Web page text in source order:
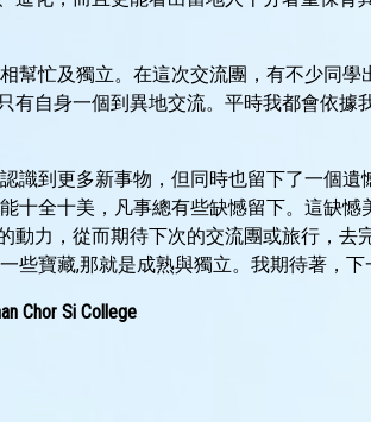
幫忙及獨立。在這次交流團，有不少同
有自身一個到異地交流。平時我都會依據
識到更多新事物，但同時也留下了一個
十全十美，凡事總有些缺憾留下。這缺
動力，從而期待下次的交流團或旅行，
些寶藏,那就是成熟與獨立。我期待著，下
Chor Si College